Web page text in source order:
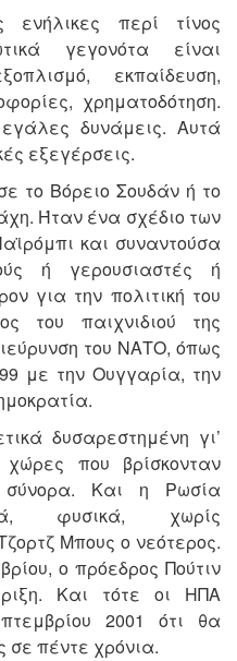
περί τίνος
γεγονότα είναι
εκπαίδευση,
χρηματοδότηση.
δυνάμεις. Αυτά
εξεγέρσεις.
το Βόρειο Σουδάν ή το
Ήταν ένα σχέδιο των
και συναντούσα
ή γερουσιαστές ή
για την πολιτική του
του παιχνιδιού της
του ΝΑΤΟ, όπως
με την Ουγγαρία, την
δυσαρεστημένη γι’
που βρίσκονταν
Και η Ρωσία
φυσικά, χωρίς
Μπους ο νεότερος.
ο πρόεδρος Πούτιν
Και τότε οι ΗΠΑ
2001 ότι θα
πέντε χρόνια.